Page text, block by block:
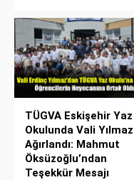
TÜGVA Eskişehir Yaz
Okulunda Vali Yılmaz
Ağırlandı: Mahmut
Öksüzoğlu’ndan
Teşekkür Mesajı